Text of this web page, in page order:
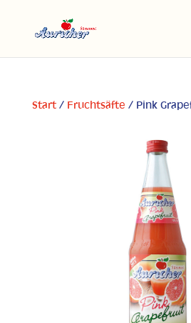
Start/ Fruchtsäfte / Pink